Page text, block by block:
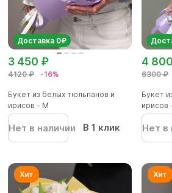
Доставка 0₽
4120 ₽ -16%
3 450 ₽
Букет из белых тюльпанов и
ирисов - M
Нет в наличии В 1 клик
6300 ₽
4
Букет
ирисов
Нет в